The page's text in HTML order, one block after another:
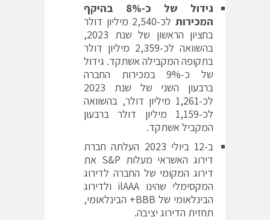
גידול
של כ-8% בהיקף
המכירות
לכ-2,540 מיליון דולר
בחציון הראשון של שנת 2023,
בהשוואה לכ-2,359 מיליון דולר
בתקופה המקבילה אשתקד. גידול
של כ-9% במכירות החברה
ברבעון השני של שנת 2023
לכ-1,261 מיליון דולר, בהשוואה
לכ-1,159 מיליון דולר ברבעון
המקביל אשתקד.
ב-12 ביולי 2023 העלתה חברת
דירוג האשראי מעלות S&P את
דירוג המקומי של החברה לדירוג
המקסימלי שהינו ilAAA ולדירוג
הבינלאומי של BBB+ הבינלאומי,
תחזית הדירוג יציבה.